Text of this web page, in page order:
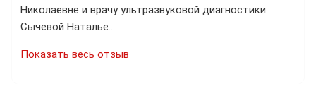
Николаевне и врачу ультразвуковой диагностики
Сычевой Наталье…
Показать весь отзыв